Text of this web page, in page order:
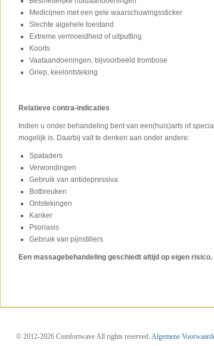
Medicijnen met een gele waarschuwingssticker
Slechte algehele toestand
Extreme vermoeidheid of uitputting
Koorts
Vaataandoeningen, bijvoorbeeld trombose
Griep, keelontsteking
Relatieve contra-indicaties
Indien u onder behandeling bent van een(huis)arts of
mogelijk is. Daarbij valt te denken aan onder andere:
Spataders
Verwondingen
Gebruik van antidepressiva
Botbreuken
Ontstekingen
Kanker
Psoriasis
Gebruik van pijnstillers
Een massagebehandeling geschiedt altijd op eigen risico.
© 2012-2026 Comfortwave All rights reserved. Algemene